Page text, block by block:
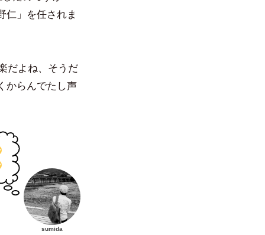
仁」を任されま
だよね、そうだ
からんでたし声
sumida